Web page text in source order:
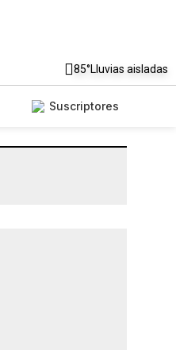
85°Lluvias aisladas
Suscriptores